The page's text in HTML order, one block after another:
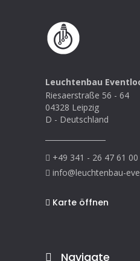
Leuchtenbau
Riesaerstraße 56 - 64
04328 Leipzig
D - Deutschland
+49 341 - 26 47 61 00
info@leuchtenbau-
Karte öffnen
Navigate